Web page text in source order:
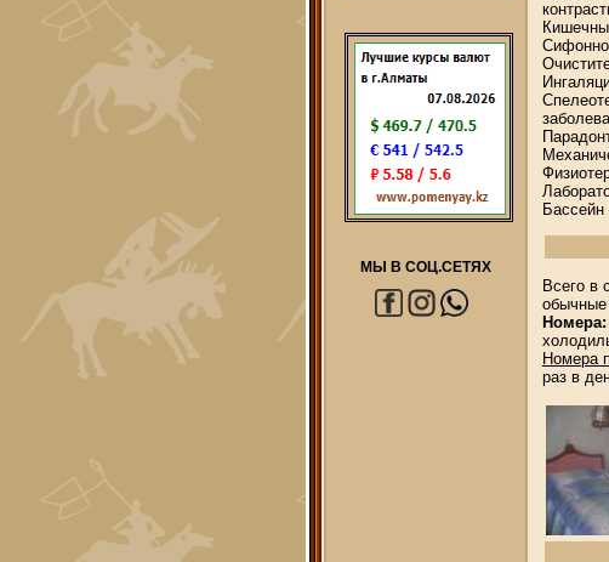
МЫ В СОЦ.СЕТЯХ
Бассейн
Всего в
Номера:
Номера
раз в